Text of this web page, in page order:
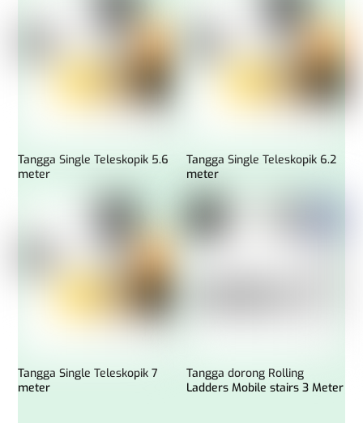
Tangga Single Teleskopik 5.6
meter
Tangga Single Teleskopik 6.2
meter
Tangga Single Teleskopik 7
meter
Tangga dorong Rolling
Ladders Mobile stairs 3 Meter